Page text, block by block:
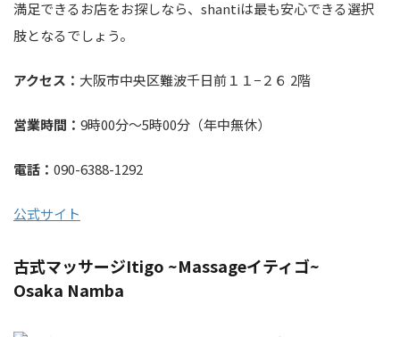
満足できるお店をお探しなら、shantiは最も安心できる選択
肢となるでしょう。
アクセス： 大阪市中央区難波千日前１１−２６ 2階
営業時間： 9時00分～5時00分（年中無休）
電話： 090-6388-1292
公式サイト
古式マッサージItigo ~Massageイティゴ~
Osaka Namba